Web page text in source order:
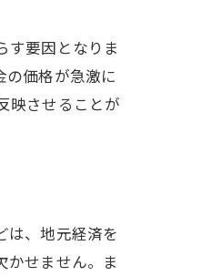
す要因となりま
価格が急激に
映させることが
は、地元経済を
かせません。ま